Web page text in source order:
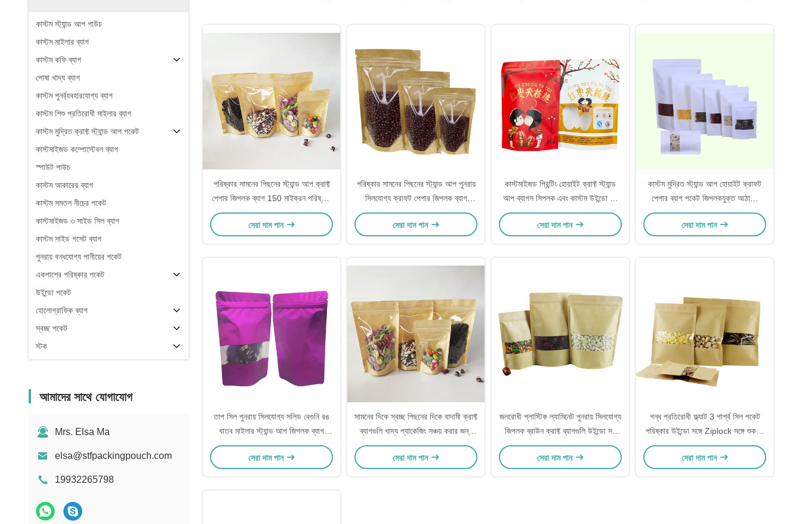
কাস্টম স্ট্যান্ড আপ পাউচ
কাস্টম মাইলার ব্যাগ
কাস্টম কফি ব্যাগ
পোষা খাদ্য ব্যাগ
কাস্টম পুনর্ব্যবহারযোগ্য ব্যাগ
কাস্টম শিশু প্রতিরোধী মাইলার ব্যাগ
কাস্টম মুদ্রিত ক্রাফ্ট স্ট্যান্ড আপ পকেট
কাস্টমাইজড কম্পোস্টেবল ব্যাগ
স্পাউট পাউচ
কাস্টম আকারের ব্যাগ
কাস্টম সমতল নীচের পকেট
কাস্টমাইজড ৩ সাইড সিল ব্যাগ
কাস্টম সাইড গসেট ব্যাগ
পুনরায় বন্ধযোগ্য পানীয়ের পকেট
একপাশের পরিষ্কার পকেট
উইন্ডো পকেট
হোলোগ্রাফিক ব্যাগ
স্বচ্ছ পকেট
স্টক
আমাদের সাথে যোগাযোগ
Mrs. Elsa Ma
elsa@stfpackingpouch.com
19932265798
পরিষ্কার সামনের পিছনের স্ট্যান্ড আপ ক্রাফ্ট
পেপার জিপলক ব্যাগ 150 মাইক্রন পরিষ্কার
স্ট্যান্ড আপ ব্যাগ ব্যাগ
সেরা দাম পান
পরিষ্কার সামনের পিছনের স্ট্যান্ড আপ পুনরায়
সিলযোগ্য ক্রাফট পেপার জিপলক ব্যাগ
খাদ্যের জন্য শুকনো বাদাম চা পাতা প্যাকেজিং
সঞ্চয়স্থান
সেরা দাম পান
কাস্টমাইজড প্রিন্টিং হোয়াইট ক্রাফ্ট স্ট্যান্ড
আপ ব্যাগস সিপলক এবং কাস্টম উইন্ডো সহ
শুকনো খাবারের জন্য বাদাম প্যাকেজিং
সেরা দাম পান
কাস্টম মুদ্রিত স্ট্যান্ড আপ হোয়াইট ক্রাফট
পেপার ব্যাগ পকেট জিপলকযুক্ত আঠালো
উইন্ডো খাদ্য স্ন্যাকস ক্যান্ডি স্টোরেজ প্যাকের
জন্য
সেরা দাম পান
তাপ সিল পুনরায় সিলযোগ্য সলিড বেগুনি রঙ
ধাতব মাইলার স্ট্যান্ড আপ জিপলক ব্যাগ
পরিষ্কার সামনের উইন্ডো সহ খাদ্য সঞ্চয় করার
জন্য
সেরা দাম পান
সামনের দিকে স্বচ্ছ পিছনের দিকে বাদামী ক্রাফ্ট
ব্যাগগুলি খাদ্য প্যাকেজিং সঞ্চয় করার জন্য
জিপলক সহ স্ট্যান্ড আপ ক্রাফ্ট ব্যাগগুলি
সেরা দাম পান
জলরোধী প্লাস্টিক ল্যামিনেট পুনরায় সিলযোগ্য
জিপলক ব্রাউন ক্রাফ্ট ব্যাগগুলি উইন্ডো সহ
স্টোরেজ চা, কফি বিন, খাদ্য প্যাকেজিংয়ের
জন্য
সেরা দাম পান
গন্ধ প্রতিরোধী ফ্ল্যাট 3 পার্শ্ব সিল পকেট
পরিষ্কার উইন্ডো সঙ্গে Ziplock সঙ্গে শুকনো
খাদ্য বাদাম জন্য
সেরা দাম পান